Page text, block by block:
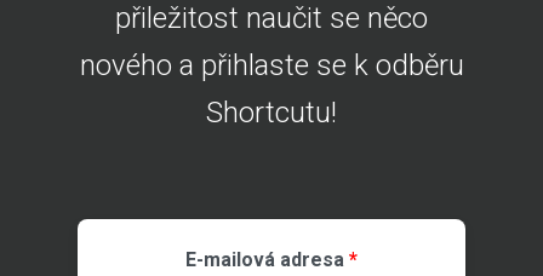
přiležitost naučit se něco
nového a přihlaste se k odběru
Shortcutu!
E-mailová adresa